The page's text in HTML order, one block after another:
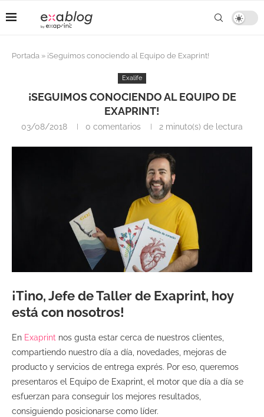
Portada » ¡Seguimos conociendo al Equipo de Exaprint!
Exalife
¡SEGUIMOS CONOCIENDO AL EQUIPO DE
EXAPRINT!
03/08/2018 0 comentarios 2 minuto(s) de lectura
¡Tino, Jefe de Taller de Exaprint, hoy
está con nosotros!
En Exaprint nos gusta estar cerca de nuestros clientes,
compartiendo nuestro día a día, novedades, mejoras de
producto y servicios de entrega exprés. Por eso, queremos
presentaros el Equipo de Exaprint, el motor que día a día se
esfuerzan para conseguir los mejores resultados,
consiguiendo posicionarse como líder.